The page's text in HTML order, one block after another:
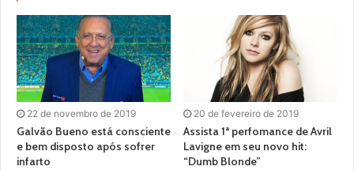
22 de novembro de 2019
Galvão Bueno está consciente
e bem disposto após sofrer
infarto
20 de fevereiro de 2019
Assista 1ª perfomance de Avril
Lavigne em seu novo hit:
“Dumb Blonde”